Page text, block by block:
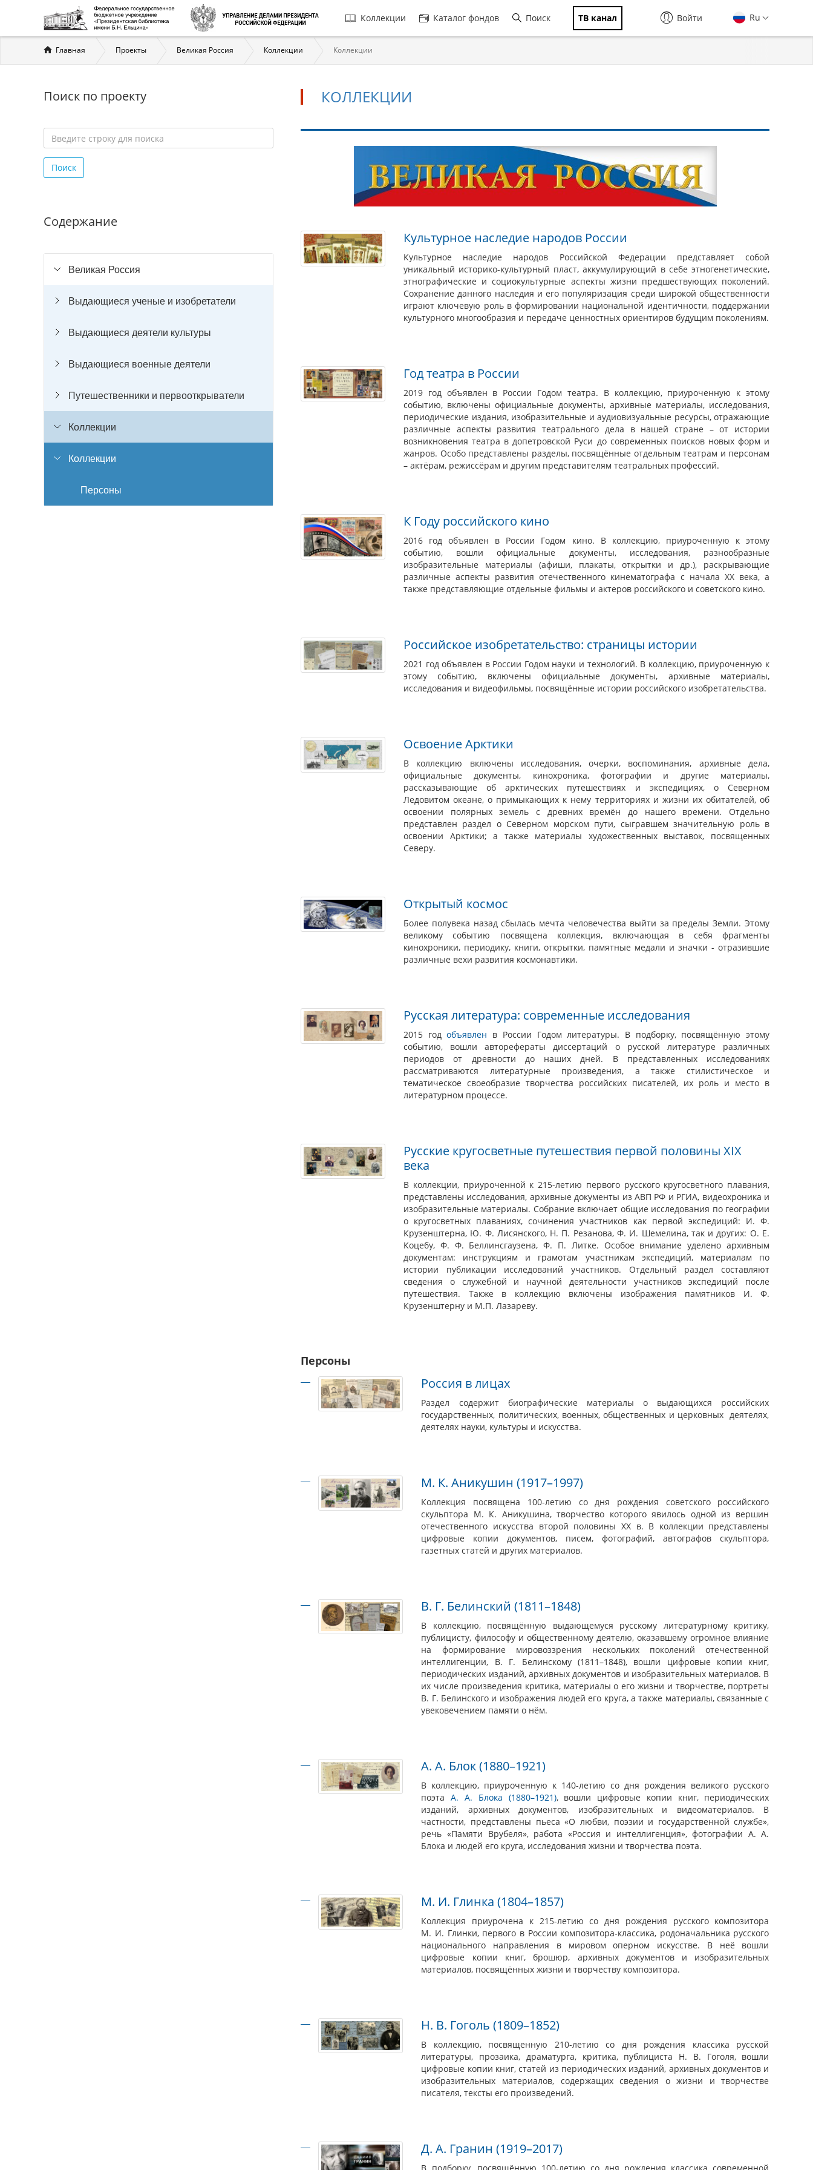
Главная
навигация
Коллекции Каталог фондов Поиск ТВ канал Ru
Войти
Вы
здесь
Главная Проекты Великая Россия Коллекции Коллекции
Поиск по проекту
строку
для
Поиск
Содержание
Великая Россия
Выдающиеся ученые и изобретатели
Выдающиеся деятели культуры
Выдающиеся военные деятели
Путешественники и первооткрыватели
Коллекции
Коллекции
Персоны
КОЛЛЕКЦИИ
Культурное наследие народов России
Культурное наследие народов Российской Федерации представляет собой
уникальный историко-культурный пласт, аккумулирующий в себе этногенетические,
этнографические и социокультурные аспекты жизни предшествующих поколений.
Сохранение данного наследия и его популяризация среди широкой общественности
играют ключевую роль в формировании национальной идентичности, поддержании
культурного многообразия и передаче ценностных ориентиров будущим поколениям.
Год театра в России
2019 год объявлен в России Годом театра. В коллекцию, приуроченную к этому
событию, включены официальные документы, архивные материалы, исследования,
периодические издания, изобразительные и аудиовизуальные ресурсы, отражающие
различные аспекты развития театрального дела в нашей стране – от истории
возникновения театра в допетровской Руси до современных поисков новых форм и
жанров. Особо представлены разделы, посвящённые отдельным театрам и персонам
– актёрам, режиссёрам и другим представителям театральных профессий.
К Году российского кино
2016 год объявлен в России Годом кино. В коллекцию, приуроченную к этому
событию, вошли официальные документы, исследования, разнообразные
изобразительные материалы (афиши, плакаты, открытки и др.), раскрывающие
различные аспекты развития отечественного кинематографа с начала XX века, а
также представляющие отдельные фильмы и актеров российского и советского кино.
Российское изобретательство: страницы истории
2021 год объявлен в России Годом науки и технологий. В коллекцию, приуроченную к
этому событию, включены официальные документы, архивные материалы,
исследования и видеофильмы, посвящённые истории российского изобретательства.
Освоение Арктики
В коллекцию включены исследования, очерки, воспоминания, архивные дела,
официальные документы, кинохроника, фотографии и другие материалы,
рассказывающие об арктических путешествиях и экспедициях, о Северном
Ледовитом океане, о примыкающих к нему территориях и жизни их обитателей, об
освоении полярных земель с древних времён до нашего времени. Отдельно
представлен раздел о Северном морском пути, сыгравшем значительную роль в
освоении Арктики; а также материалы художественных выставок, посвященных
Северу.
Открытый космос
Более полувека назад сбылась мечта человечества выйти за пределы Земли. Этому
великому событию посвящена коллекция, включающая в себя фрагменты
кинохроники, периодику, книги, открытки, памятные медали и значки - отразившие
различные вехи развития космонавтики.
Русская литература: современные исследования
2015 годобъявлен в России Годом литературы. В подборку, посвящённую этому
событию, вошли авторефераты диссертаций о русской литературе различных
периодов от древности до наших дней. В представленных исследованиях
рассматриваются литературные произведения, а также стилистическое и
тематическое своеобразие творчества российских писателей, их роль и место в
литературном процессе.
Русские кругосветные путешествия первой половины XIX
века
В коллекции, приуроченной к 215-летию первого русского кругосветного плавания,
представлены исследования, архивные документы из АВП РФ и РГИА, видеохроника и
изобразительные материалы. Собрание включает общие исследования по географии
о кругосветных плаваниях, сочинения участников как первой экспедиций: И. Ф.
Крузенштерна, Ю. Ф. Лисянского, Н. П. Резанова, Ф. И. Шемелина, так и других: О. Е.
Коцебу, Ф. Ф. Беллинсгаузена, Ф. П. Литке. Особое внимание уделено архивным
документам: инструкциям и грамотам участникам экспедиций, материалам по
истории публикации исследований участников. Отдельный раздел составляют
сведения о служебной и научной деятельности участников экспедиций после
путешествия. Также в коллекцию включены изображения памятников И. Ф.
Крузенштерну и М.П. Лазареву.
Персоны
Россия в лицах
Раздел содержит биографические материалы о выдающихся российских
государственных, политических, военных, общественных и церковных деятелях,
деятелях науки, культуры и искусства.
М. К. Аникушин (1917–1997)
Коллекция посвящена 100-летию со дня рождения советского российского
скульптора М. К. Аникушина, творчество которого явилось одной из вершин
отечественного искусства второй половины XX в. В коллекции представлены
цифровые копии документов, писем, фотографий, автографов скульптора,
газетных статей и других материалов.
В. Г. Белинский (1811–1848)
В коллекцию, посвящённую выдающемуся русскому литературному критику,
публицисту, философу и общественному деятелю, оказавшему огромное влияние
на формирование мировоззрения нескольких поколений отечественной
интеллигенции, В. Г. Белинскому (1811–1848), вошли цифровые копии книг,
периодических изданий, архивных документов и изобразительных материалов. В
их числе произведения критика, материалы о его жизни и творчестве, портреты
В. Г. Белинского и изображения людей его круга, а также материалы, связанные с
увековечением памяти о нём.
А. А. Блок (1880–1921)
В коллекцию, приуроченную к 140-летию со дня рождения великого русского
поэтаА. А. Блока (1880–1921), вошли цифровые копии книг, периодических
изданий, архивных документов, изобразительных и видеоматериалов. В
частности, представлены пьеса «О любви, поэзии и государственной службе»,
речь «Памяти Врубеля», работа «Россия и интеллигенция», фотографии А. А.
Блока и людей его круга, исследования жизни и творчества поэта.
М. И. Глинка (1804–1857)
Коллекция приурочена к 215-летию со дня рождения русского композитора
М. И. Глинки, первого в России композитора-классика, родоначальника русского
национального направления в мировом оперном искусстве. В неё вошли
цифровые копии книг, брошюр, архивных документов и изобразительных
материалов, посвящённых жизни и творчеству композитора.
Н. В. Гоголь (1809–1852)
В коллекцию, посвященную 210-летию со дня рождения классика русской
литературы, прозаика, драматурга, критика, публициста Н. В. Гоголя, вошли
цифровые копии книг, статей из периодических изданий, архивных документов и
изобразительных материалов, содержащих сведения о жизни и творчестве
писателя, тексты его произведений.
Д. А. Гранин (1919–2017)